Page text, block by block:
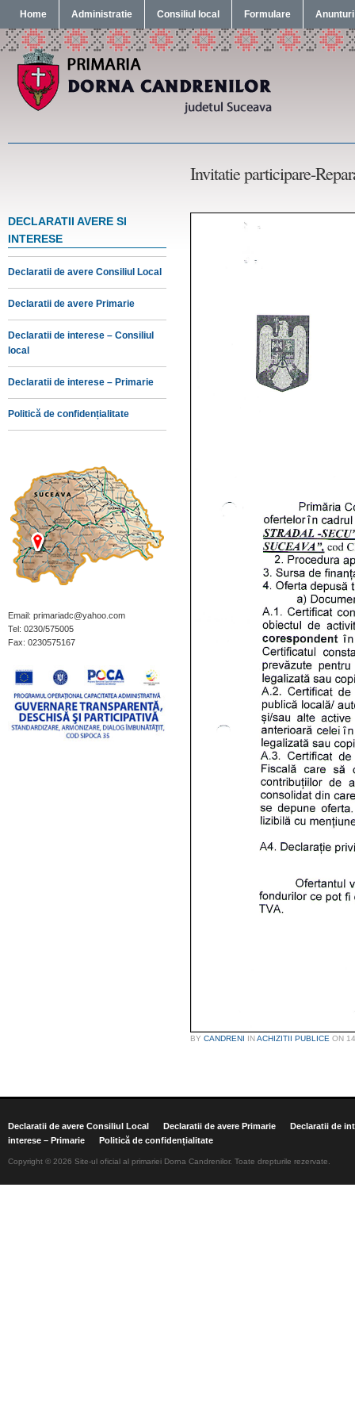
Home Administratie Consiliul local Formulare Anunturi
Invitatie participare-
DECLARATII AVERE SI
INTERESE
Declaratii de avere Consiliul Local
Declaratii de avere Primarie
Declaratii de interese – Consiliul
local
Declaratii de interese – Primarie
Politică de confidențialitate
Email: primariadc@yahoo.com
Tel: 0230/575005
Fax: 0230575167
BY CANDRENI INACHIZITII PUBLICE ON
Declaratii de avere Consiliul Local Declaratii de avere Primarie
Declaratii de
interese – Primarie
Politică de confidențialitate
Copyright © 2026 Site-ul oficial al primariei Dorna Candrenilor. Toate drepturile rezervate.